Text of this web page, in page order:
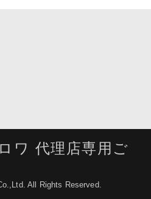
ワ 代理店専用ご
All Rights Reserved.